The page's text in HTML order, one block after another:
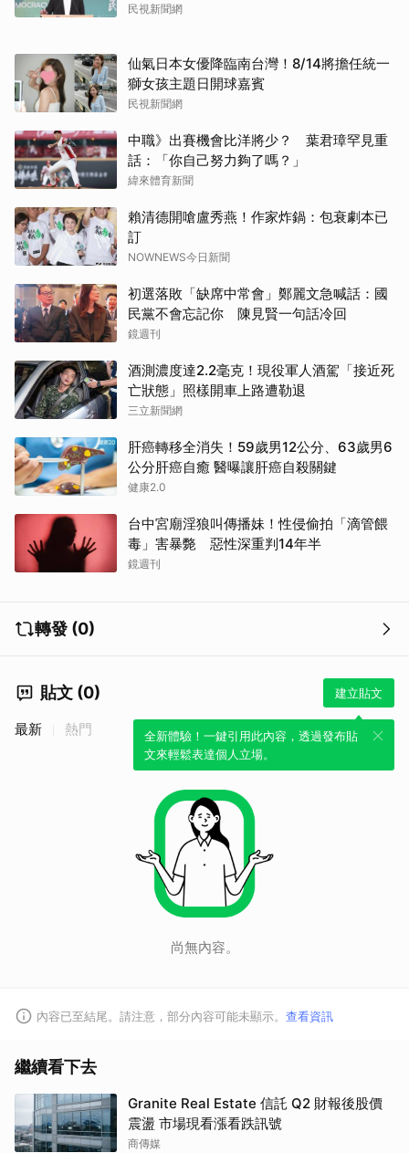
民視新聞網
仙氣日本女優降臨南台灣！8/14將擔任統一
獅女孩主題日開球嘉賓
民視新聞網
中職》出賽機會比洋將少？ 葉君璋罕見重
話：「你自己努力夠了嗎？」
緯來體育新聞
賴清德開嗆盧秀燕！作家炸鍋：包衰劇本已
訂
NOWNEWS今日新聞
初選落敗「缺席中常會」鄭麗文急喊話：國
民黨不會忘記你 陳見賢一句話冷回
鏡週刊
酒測濃度達2.2毫克！現役軍人酒駕「接近死
亡狀態」照樣開車上路遭勒退
三立新聞網
肝癌轉移全消失！59歲男12公分、63歲男6
公分肝癌自癒 醫曝讓肝癌自殺關鍵
健康2.0
台中宮廟淫狼叫傳播妹！性侵偷拍「滴管餵
毒」害暴斃 惡性深重判14年半
鏡週刊
轉發 (0)
貼文 (0) 建立貼文
全新體驗！一鍵引用此內容，透過發布貼
文來輕鬆表達個人立場。
最新 熱門
尚無內容。
內容已至結尾。請注意，部分內容可能未顯示。 查看資訊
繼續看下去
Granite Real Estate 信託 Q2 財報後股價
震盪 市場現看漲看跌訊號
商傳媒